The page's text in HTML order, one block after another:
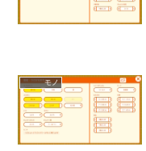
モノ